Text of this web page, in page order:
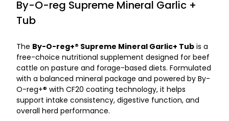
By-O-reg Supreme Mineral Garlic +
Tub
The By-O-reg+® Supreme Mineral Garlic+ Tub is a
free-choice nutritional supplement designed for beef
cattle on pasture and forage-based diets. Formulated
with a balanced mineral package and powered by By-
O-reg+® with CF20 coating technology, it helps
support intake consistency, digestive function, and
overall herd performance.